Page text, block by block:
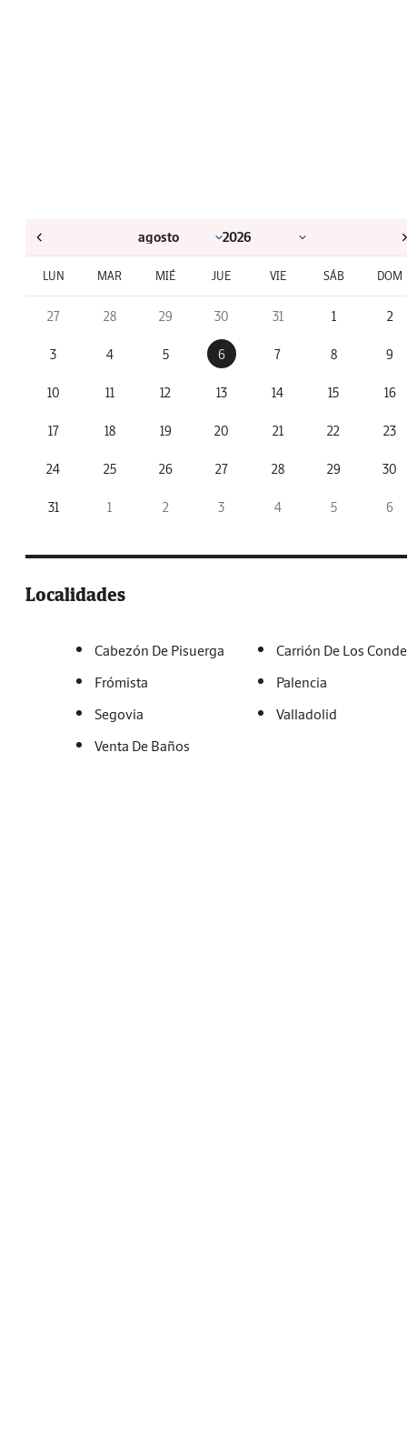
LUN MAR MIÉ JUE VIE SÁB DOM
27 28 29 30 31 1 2
3 4 5 6 7 8 9
10 11 12 13 14 15 16
17 18 19 20 21 22 23
24 25 26 27 28 29 30
31 1 2 3 4 5 6
Localidades
Cabezón De Pisuerga
Carrión De Los
Frómista
Palencia
Segovia
Valladolid
Venta De Baños